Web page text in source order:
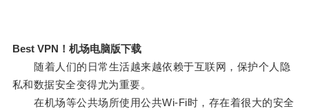
Best VPN！机场电脑版下载
随着人们的日常生活越来越依赖于互联网，保护个人隐
私和数据安全变得尤为重要。
在机场等公共场所使用公共Wi-Fi时，存在着很大的安全